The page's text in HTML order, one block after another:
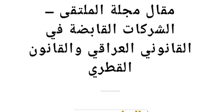
مقال مجلة الملتقى –
الشركات القابضة في
القانوني العراقي والقانون
القطري